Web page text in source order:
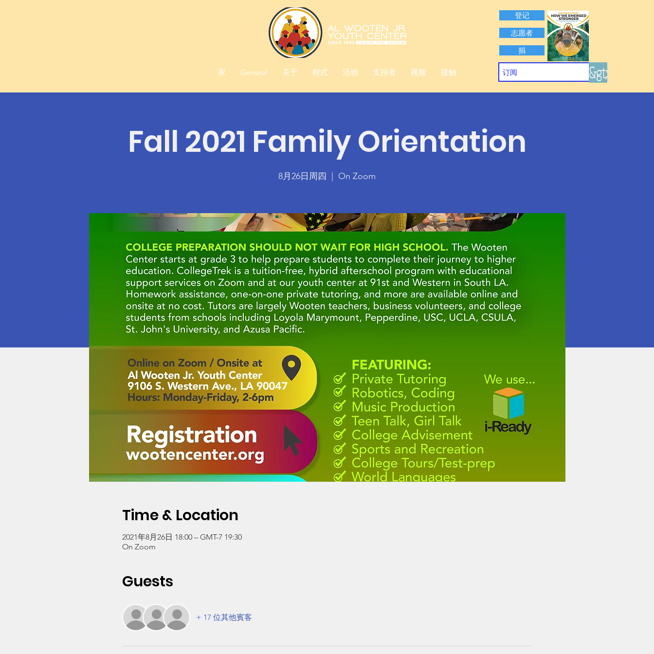
登记
志愿者
捐
家 General 关于 程式 活动 支持者 视频 接触 &gt;
Fall 2021 Family Orientation
8月26日周四 On Zoom
Time & Location
2021年8月26日 18:00 – GMT-7 19:30
On Zoom
Guests
+ 17 位其他賓客